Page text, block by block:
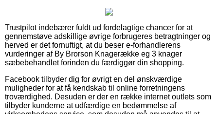
Trustpilot indebærer fuldt ud fordelagtige chancer for at
gennemstøve adskillige øvrige forbrugeres betragtninger og
herved er det fornuftigt, at du beser e-forhandlerens
vurderinger af By Brorson Knagerække eg 3 knager
sæbebehandlet forinden du færdiggør din shopping.
Facebook tilbyder dig for øvrigt en del ønskværdige
muligheder for at få kendskab til online forretningens
troværdighed. Desuden er der en række internet outlets som
tilbyder kunderne at udfærdige en bedømmelse af